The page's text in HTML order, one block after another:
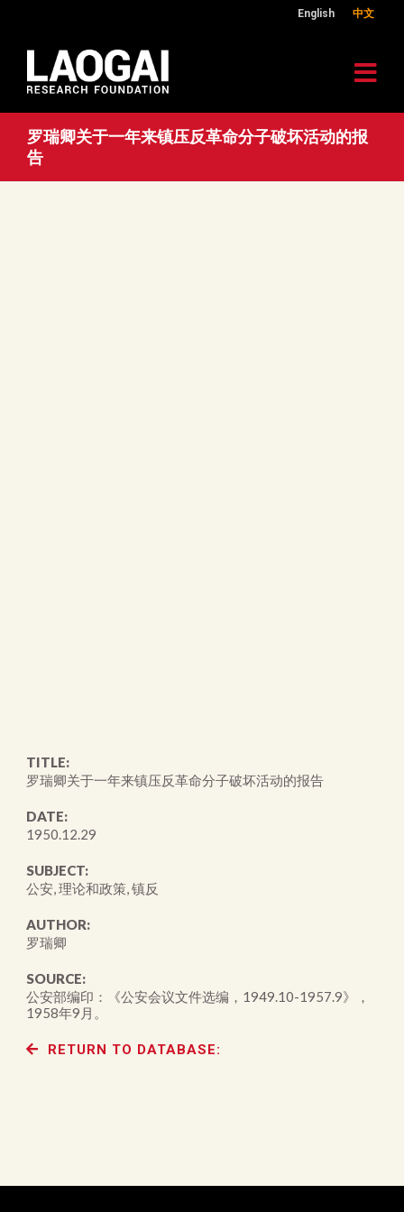
English 中文
罗瑞卿关于一年来镇压反革命分子破坏活动的报
告
TITLE:
罗瑞卿关于一年来镇压反革命分子破坏活动的报告
DATE:
1950.12.29
SUBJECT:
公安, 理论和政策, 镇反
AUTHOR:
罗瑞卿
SOURCE:
公安部编印：《公安会议文件选编，1949.10-1957.9》，
1958年9月。
RETURN TO DATABASE: